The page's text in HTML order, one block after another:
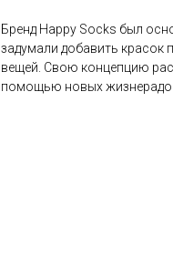
Бренд Happy Socks был
задумали добавить
вещей. Свою концепцию
помощью новых